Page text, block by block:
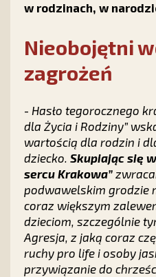
w rodzinach, w
Nieobojętni
zagrożeń
- Hasło tegorocznego
dla Życia i Rodziny”
wartością dla rodzin i
dziecko. Skupiając się
sercu Krakowa”
podwawelskim grodzie
coraz większym
dzieciom, szczególnie
Agresja, z jaką coraz
ruchy pro life i osoby
przywiązanie do